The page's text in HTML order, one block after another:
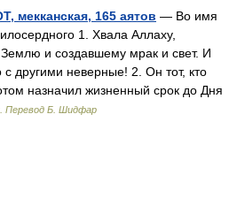
мекканская, 165 аятов — Во имя
1. Хвала Аллаху,
и создавшему мрак и свет. И
с другими неверные! 2. Он тот, кто
назначил жизненный срок до Дня
Перевод Б. Шидфар